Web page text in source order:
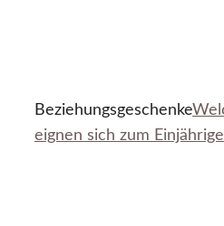
Beziehungsgeschenke
eignen sich zum